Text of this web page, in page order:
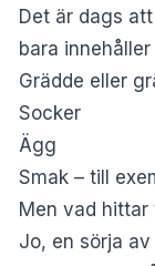
Det är dags
bara
Grädde eller
Socker
Ägg
Smak – till
Men vad hittar
Jo, en sörja